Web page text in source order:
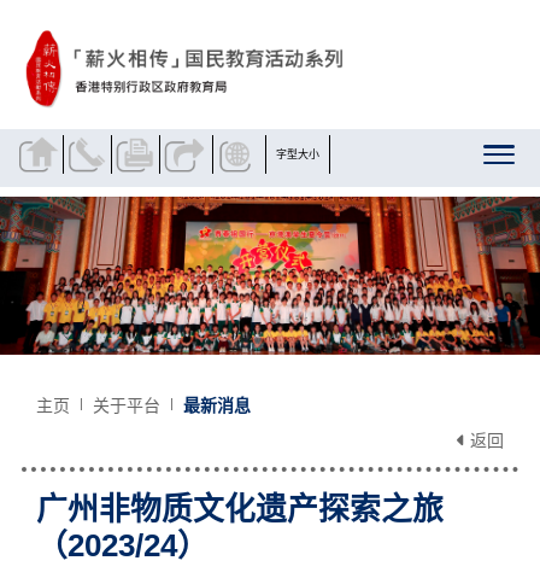
字型大小
主页 关于平台
最新消息
返回
广州非物质文化遗产探索之旅
（2023/24）